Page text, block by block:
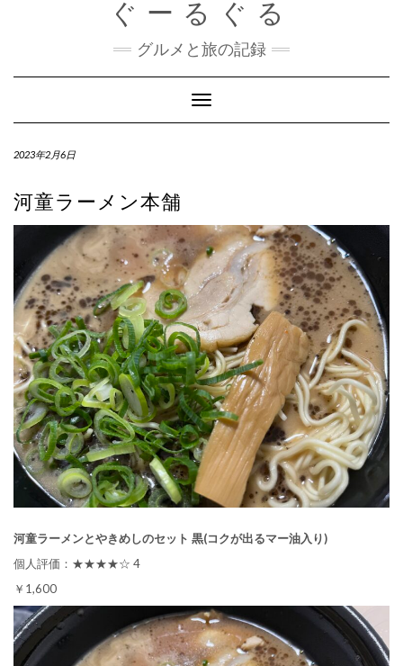
ぐーるぐる
グルメと旅の記録
Toggle
Navigation
2023年2月6日
河童ラーメン本舗
河童ラーメンとやきめしのセット 黒(コクが出るマー油入り)
個人評価：★★★★☆ 4
￥1,600